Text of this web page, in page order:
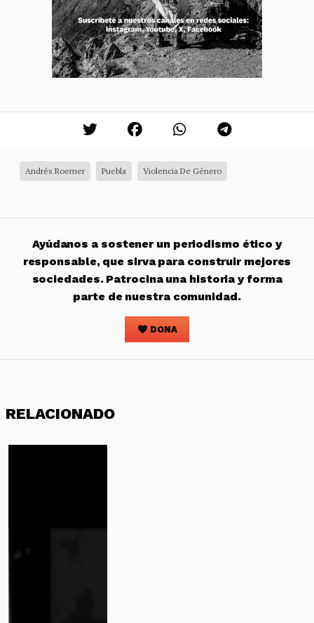
Andrés Roemer Puebla Violencia De Género
Ayúdanos a sostener un periodismo ético y
responsable, que sirva para construir mejores
sociedades. Patrocina una historia y forma
parte de nuestra comunidad.
DONA
RELACIONADO